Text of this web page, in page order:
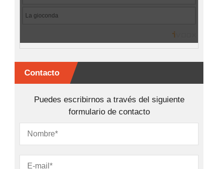
Contacto
Puedes escribirnos a través del siguiente
formulario de contacto